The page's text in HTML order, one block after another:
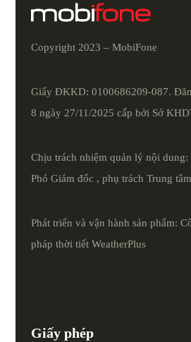
Copyright 2023 – MobiFone
Giấy ĐKKD: 0100686209-087.
8 ngày 27/11/2025 cấp bởi Sở
Chịu trách nhiệm quản lý nội
Phó Giám đốc , phụ trách Trung
Phát triển và vận hành sản phẩm:
pháp thời tiếtWeatherPlus
Giấy phép